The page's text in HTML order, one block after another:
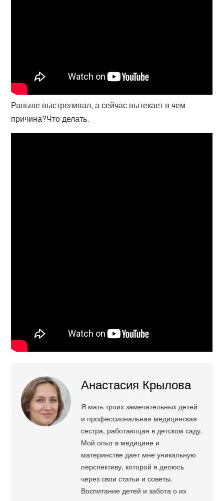
Раньше выстреливал, а сейчас вытекает в чем
причина?Что делать.
Анастасия Крылова
Я мать троих замечательных детей
и профессиональная медицинская
сестра, работающая в детском саду.
Мой опыт в медицине и
материнстве дает мне уникальную
перспективу, которой я делюсь
через свои статьи и советы.
Воспитание детей и забота о их